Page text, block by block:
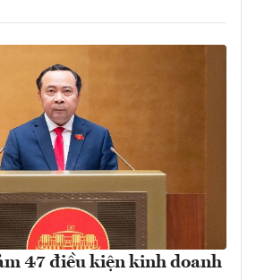
47 điều kiện kinh doanh